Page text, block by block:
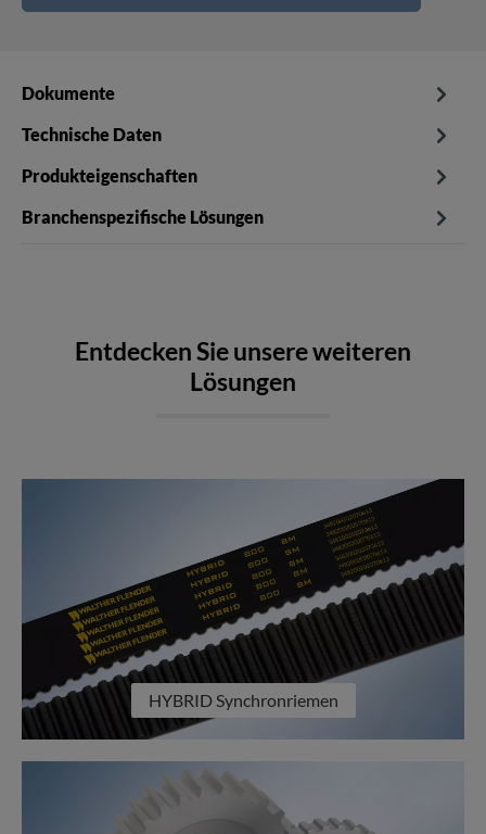
Dokumente
Technische Daten
Produkteigenschaften
Branchenspezifische Lösungen
Entdecken Sie unsere weiteren
Lösungen
HYBRID Synchronriemen